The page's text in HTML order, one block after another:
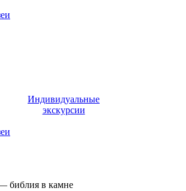
Индивидуальные
экскурсии
библия в камне